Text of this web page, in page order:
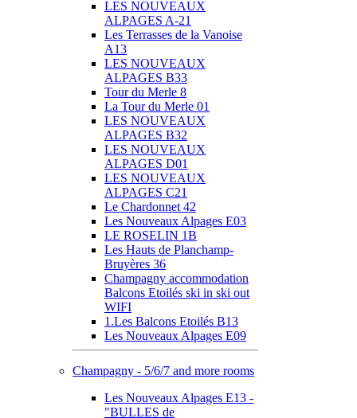
LES NOUVEAUX
ALPAGES A-21
Les Terrasses de la Vanoise
A13
LES NOUVEAUX
ALPAGES B33
Tour du Merle 8
La Tour du Merle 01
LES NOUVEAUX
ALPAGES B32
LES NOUVEAUX
ALPAGES D01
LES NOUVEAUX
ALPAGES C21
Le Chardonnet 42
Les Nouveaux Alpages E03
LE ROSELIN 1B
Les Hauts de Planchamp-
Bruyères 36
Champagny accommodation
Balcons Etoilés ski in ski out
WIFI
1.Les Balcons Etoilés B13
Les Nouveaux Alpages E09
Champagny - 5/6/7 and more rooms
Les Nouveaux Alpages E13 -
"BULLES de